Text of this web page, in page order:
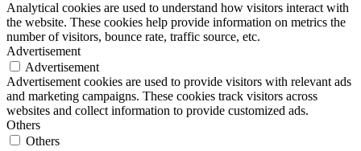
Analytical cookies are used to understand how visitors interact with
the website. These cookies help provide information on metrics the
number of visitors, bounce rate, traffic source, etc.
Advertisement
Advertisement
Advertisement cookies are used to provide visitors with relevant ads
and marketing campaigns. These cookies track visitors across
websites and collect information to provide customized ads.
Others
Others